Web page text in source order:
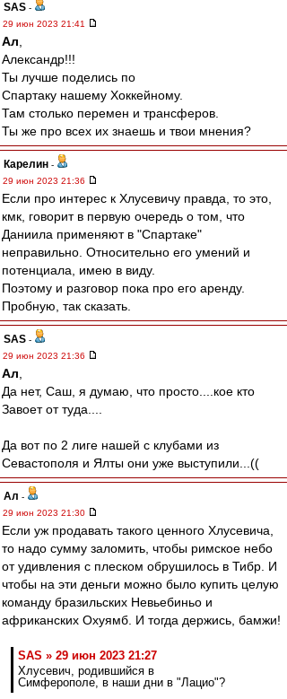
SAS -
29 июн 2023 21:41
Ал
Александр!!!
Ты лучше поделись по
Спартаку нашему Хоккейному.
Там столько перемен и трансферов.
Ты же про всех их знаешь и твои мнения?
Карелин -
29 июн 2023 21:36
Если про интерес к Хлусевичу правда, то это,
кмк, говорит в первую очередь о том, что
Даниила применяют в "Спартаке"
неправильно. Относительно его умений и
потенциала, имею в виду.
Поэтому и разговор пока про его аренду.
Пробную, так сказать.
SAS -
29 июн 2023 21:36
Ал
Да нет, Саш, я думаю, что просто....кое кто
Завоет от туда....
Да вот по 2 лиге нашей с клубами из
Севастополя и Ялты они уже выступили...((
Ал -
29 июн 2023 21:30
Если уж продавать такого ценного Хлусевича,
то надо сумму заломить, чтобы римское небо
от удивления с плеском обрушилось в Тибр. И
чтобы на эти деньги можно было купить целую
команду бразильских Невьебиньо и
африканских Охуямб. И тогда держись, бамжи!
SAS » 29 июн 2023 21:27
Хлусевич, родившийся в
Симферополе, в наши дни в "Лацио"?